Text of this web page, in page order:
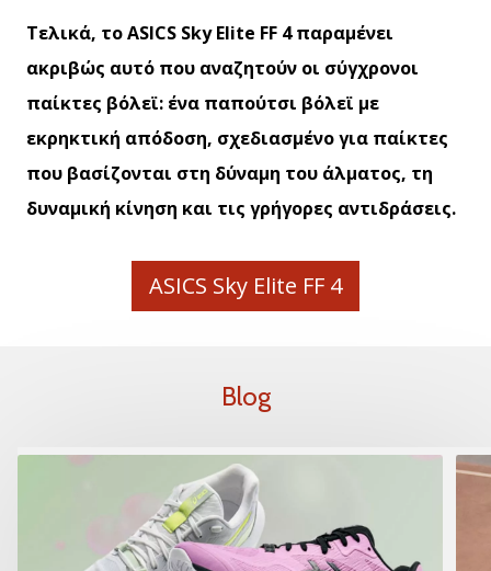
Τελικά, το ASICS Sky Elite FF 4 παραμένει
ακριβώς αυτό που αναζητούν οι σύγχρονοι
παίκτες βόλεϊ: ένα παπούτσι βόλεϊ με
εκρηκτική απόδοση, σχεδιασμένο για παίκτες
που βασίζονται στη δύναμη του άλματος, τη
δυναμική κίνηση και τις γρήγορες αντιδράσεις.
ASICS Sky Elite FF 4
Blog